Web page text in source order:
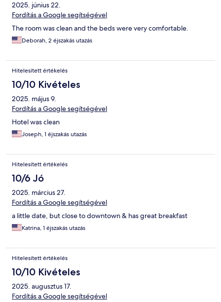
2025. június 22.
Fordítás a Google segítségével
The room was clean and the beds were very comfortable.
Deborah, 2 éjszakás utazás
Hitelesített értékelés
10/10 Kivételes
2025. május 9.
Fordítás a Google segítségével
Hotel was clean
Joseph, 1 éjszakás utazás
Hitelesített értékelés
10/6 Jó
2025. március 27.
Fordítás a Google segítségével
a little date, but close to downtown & has great breakfast
Katrina, 1 éjszakás utazás
Hitelesített értékelés
10/10 Kivételes
2025. augusztus 17.
Fordítás a Google segítségével